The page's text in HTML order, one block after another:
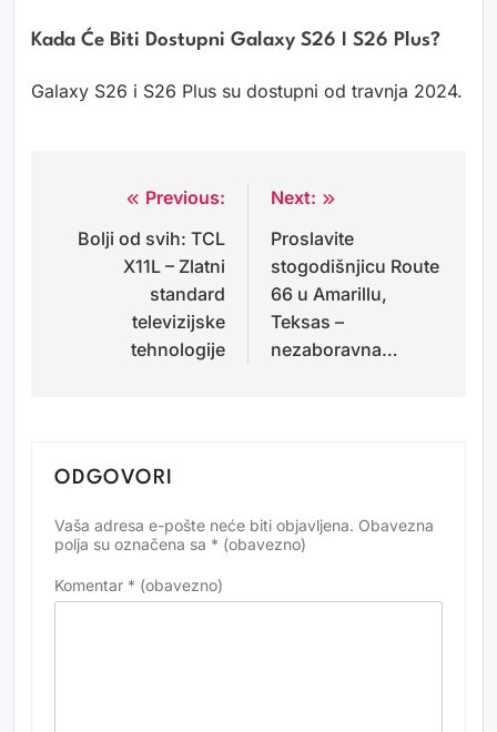
Kada Će Biti Dostupni Galaxy S26 I S26 Plus?
Galaxy S26 i S26 Plus su dostupni od travnja 2024.
Navigacija
objava
Previous:
Bolji od svih: TCL
X11L – Zlatni
standard
televizijske
tehnologije
Next:
Proslavite
stogodišnjicu Route
66 u Amarillu,
Teksas –
nezaboravna…
ODGOVORI
Vaša adresa e-pošte neće biti objavljena. Obavezna
polja su označena sa * (obavezno)
Komentar * (obavezno)
Alternative: